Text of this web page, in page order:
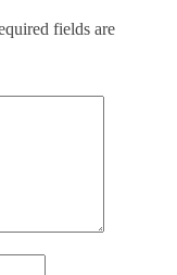
fields are